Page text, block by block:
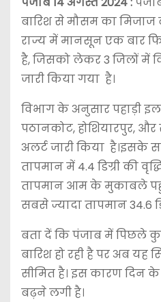
बारिश से मौसम का
राज्य में मानसून एक बार
है, जिसको लेकर 3 जिलों में
जारी किया गया है।
विभाग के अनुसार पहाड़ी
पठानकोट, होशियारपुर,
अलर्ट जारी किया है।इसके
तापमान में 4.4 डिग्री की
तापमान आम के मुकाबले
सबसे ज्यादा तापमान 34.6
बता दें कि पंजाब में
बारिश हो रही है पर अब यह
सीमित है। इस कारण दिन
बढ़ने लगी है।